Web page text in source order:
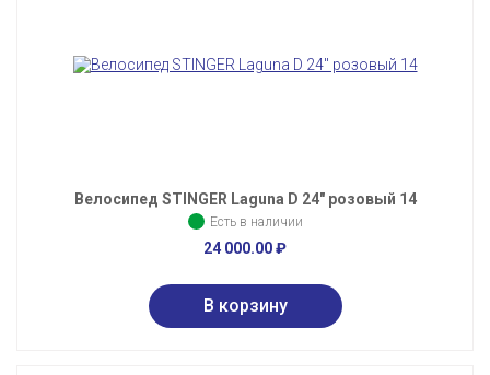
Велосипед STINGER Laguna D 24" розовый 14
Есть в наличии
24 000.00₽